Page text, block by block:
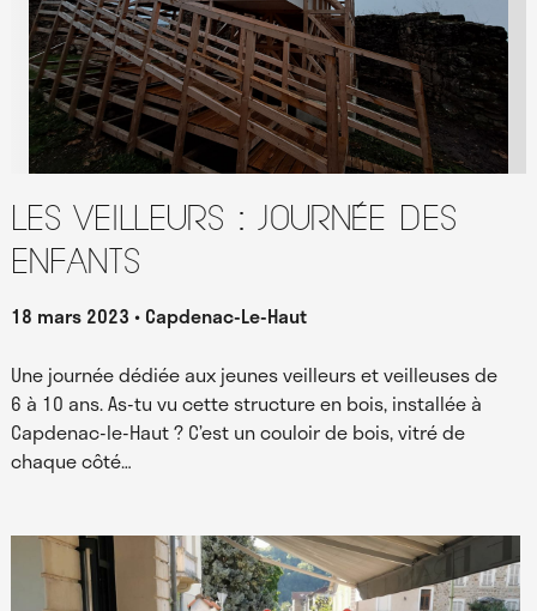
Les Veilleurs : journée des
enfants
18 mars 2023 Capdenac-Le-Haut
Une journée dédiée aux jeunes veilleurs et veilleuses de
6 à 10 ans. As-tu vu cette structure en bois, installée à
Capdenac-le-Haut ? C’est un couloir de bois, vitré de
chaque côté…